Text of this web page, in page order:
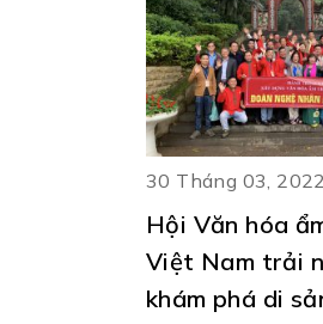
30 Tháng 03, 2022
Hội Văn hóa
Việt Nam trải
khám phá di